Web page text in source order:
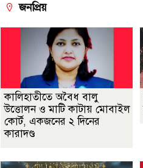
জনপ্রিয়
কালিহাতীতে অবৈধ বালু
উত্তোলন ও মাটি কাটায় মোবাইল
কোর্ট, একজনের ২ দিনের
কারাদণ্ড